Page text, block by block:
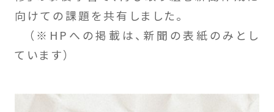
向けての課題を共有しました。
（※HPへの掲載は、新聞の表紙のみとし
ています）